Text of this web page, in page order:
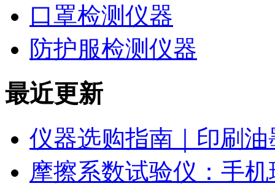
口罩检测仪器
防护服检测仪器
最近更新
仪器选购指南｜印刷
摩擦系数试验仪：手